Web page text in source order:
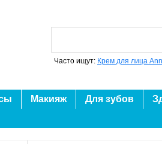
Часто ищут: Крем для лица
Макияж Для зубов